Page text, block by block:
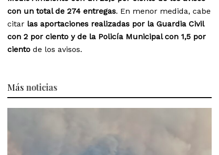
con un total de 274 entregas. En menor medida, cabe
citar las aportaciones realizadas por la Guardia Civil
con 2 por ciento y de la Policía Municipal con 1,5 por
ciento de los avisos.
Más noticias